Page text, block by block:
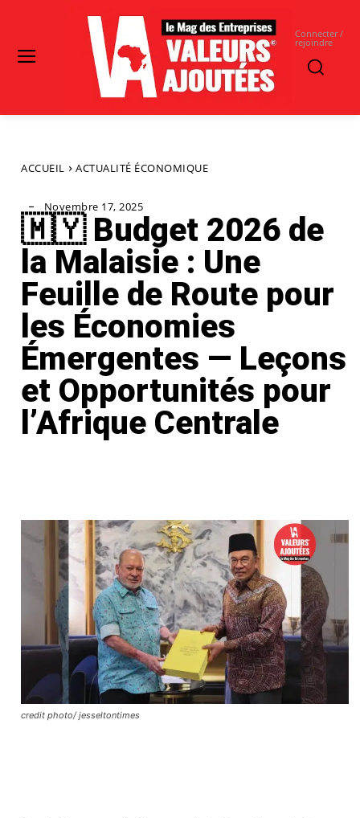
Connecter /
rejoindre
ACCUEIL ACTUALITÉ ÉCONOMIQUE
Novembre 17, 2025
🇲🇾 Budget 2026 de
la Malaisie : Une
Feuille de Route pour
les Économies
Émergentes — Leçons
et Opportunités pour
l’Afrique Centrale
credit photo/ jesseltontimes